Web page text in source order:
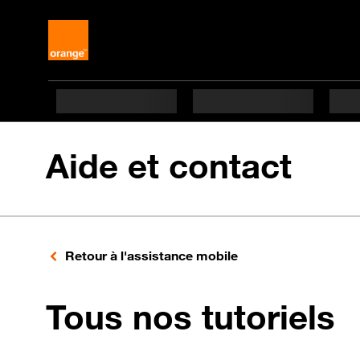
Aide et contact
Retour à l'assistance mobile
Tous nos tutoriels